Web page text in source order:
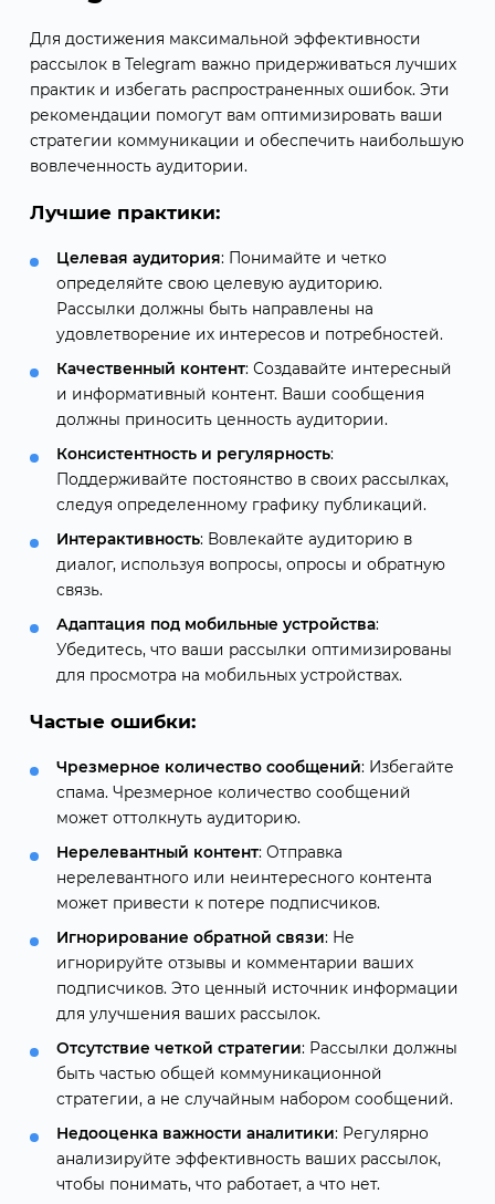
Для достижения максимальной эффективности
рассылок в Telegram важно придерживаться лучших
практик и избегать распространенных ошибок. Эти
рекомендации помогут вам оптимизировать ваши
стратегии коммуникации и обеспечить наибольшую
вовлеченность аудитории.
Лучшие практики:
Целевая аудитория: Понимайте и четко
определяйте свою целевую аудиторию.
Рассылки должны быть направлены на
удовлетворение их интересов и потребностей.
Качественный контент: Создавайте интересный
и информативный контент. Ваши сообщения
должны приносить ценность аудитории.
Консистентность и регулярность:
Поддерживайте постоянство в своих рассылках,
следуя определенному графику публикаций.
Интерактивность: Вовлекайте аудиторию в
диалог, используя вопросы, опросы и обратную
связь.
Адаптация под мобильные устройства:
Убедитесь, что ваши рассылки оптимизированы
для просмотра на мобильных устройствах.
Частые ошибки:
Чрезмерное количество сообщений: Избегайте
спама. Чрезмерное количество сообщений
может оттолкнуть аудиторию.
Нерелевантный контент: Отправка
нерелевантного или неинтересного контента
может привести к потере подписчиков.
Игнорирование обратной связи: Не
игнорируйте отзывы и комментарии ваших
подписчиков. Это ценный источник информации
для улучшения ваших рассылок.
Отсутствие четкой стратегии: Рассылки должны
быть частью общей коммуникационной
стратегии, а не случайным набором сообщений.
Недооценка важности аналитики: Регулярно
анализируйте эффективность ваших рассылок,
чтобы понимать, что работает, а что нет.